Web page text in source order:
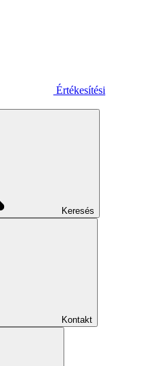
Értékesítési
Keresés
Kontakt